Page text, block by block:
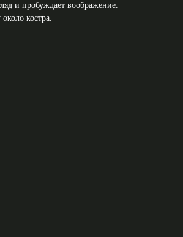
и пробуждает воображение.
костра.